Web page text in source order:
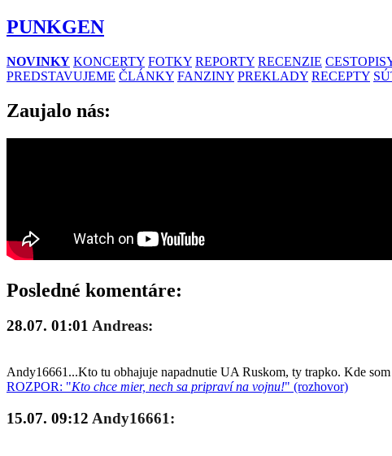
PUNKGEN
NOVINKY KONCERTY FOTKY REPORTY RECENZIE
PREDSTAVUJEME ČLÁNKY FANZINY PREKLADY RECEPTY
Zaujalo nás:
Posledné komentáre:
28.07. 01:01 Andreas:
Andy16661...Kto tu obhajuje napadnutie UA Ruskom, ty trapko. Kde
ROZPOR: "Kto chce mier, nech sa pripraví na vojnu!" (rozhovor)
15.07. 09:12 Andy16661: